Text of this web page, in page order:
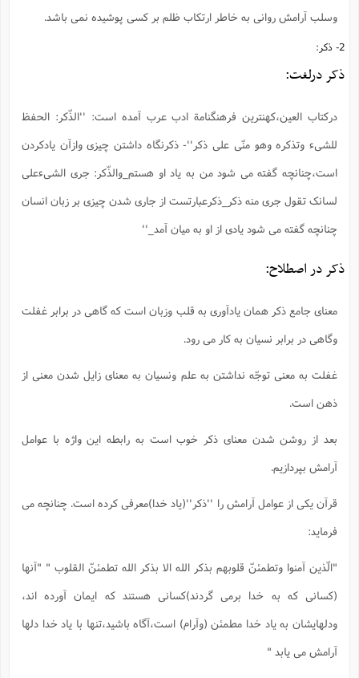
وسلب آرامش روانی به خاطر ارتکاب ظلم بر کسی پوشیده نمی باشد.
2- ذکر:
ذکر درلغت:
درکتاب العین،کهنترین فرهنگنامة ادب عرب آمده است: ''الذّکر: الحفظ
للشیء وتذکره وهو منّی علی ذکر''- ‌ذکرنگاه داشتن چیزی وازآن یادکردن
است،چنانچه گفته می شود من به یاد او هستم_والذّکر: جری الشیءعلی
لسانک تقول جری منه ذکر_ذکرعبارتست از جاری شدن چیزی بر زبان انسان
چنانچه گفته می شود یادی از او به میان آمد_''
ذکر در اصطلاح:
معنای جامع ذکر همان یادآوری به قلب وزبان است که گاهی در برابر غفلت
وگاهی در برابر نسیان به کار می رود.
غفلت به معنی توجّه نداشتن به علم ونسیان به معنای زایل شدن معنی از
ذهن است.
بعد از روشن شدن معنای ذکر خوب است به رابطه این واژه با عوامل
آرامش بپردازیم.
قرآن یکی از عوامل آرامش را ''ذکر''(یاد خدا)معرفی کرده است. چنانچه می
فرماید:
"الّذین آمنوا وتطمئنّ قلوبهم بذکر الله الا بذکر الله تطمئنّ القلوب " "آنها
(کسانی که به خدا برمی گردند)کسانی هستند که ایمان آورده اند،
ودلهایشان به یاد خدا مطمئن (وآرام) است،آگاه باشید،تنها با یاد خدا دلها
آرامش می یابد "